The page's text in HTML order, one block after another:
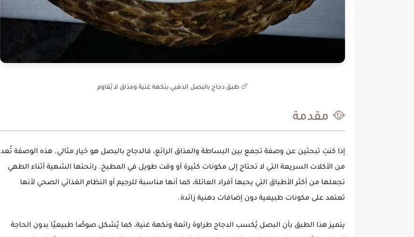
🍗 طبق دجاج بالبصل الذهبي بنكهة غنية ومذاق لا يُقاوم
🥘 مقدمة
إذا كنتِ تبحثين عن وصفة تجمع بين البساطة والمذاق الرائع، فالدجاج بالبصل هو خيار مثالي. هذه الوصفة تُعد
من الأكلات السريعة التي لا تحتاج إلى مكونات كثيرة أو وقت طويل في المطبخ. رائحتها الشهية أثناء الطهي
تجعلها من أكثر الأطباق التي يحبها أفراد العائلة، كما أنها مناسبة للرجيم أو النظام الغذائي الصحي لأنها
تعتمد على مكونات طبيعية دون إضافات دهنية زائدة.
يتميز هذا الطبق بأن البصل يُكسب الدجاج طراوة رائعة ونكهة غنية، كما يُشكل صوصًا طبيعيًا بدون الحاجة